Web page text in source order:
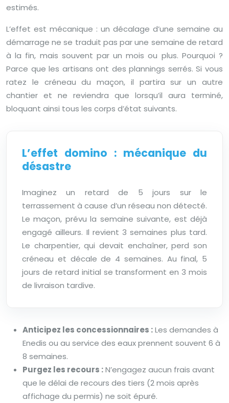
estimés.
L’effet est mécanique : un décalage d’une semaine au
démarrage ne se traduit pas par une semaine de retard
à la fin, mais souvent par un mois ou plus. Pourquoi ?
Parce que les artisans ont des plannings serrés. Si vous
ratez le créneau du maçon, il partira sur un autre
chantier et ne reviendra que lorsqu’il aura terminé,
bloquant ainsi tous les corps d’état suivants.
L’effet domino : mécanique du
désastre
Imaginez un retard de 5 jours sur le
terrassement à cause d’un réseau non détecté.
Le maçon, prévu la semaine suivante, est déjà
engagé ailleurs. Il revient 3 semaines plus tard.
Le charpentier, qui devait enchaîner, perd son
créneau et décale de 4 semaines. Au final, 5
jours de retard initial se transforment en 3 mois
de livraison tardive.
Anticipez les concessionnaires :Les demandes à
Enedis ou au service des eaux prennent souvent 6 à
8 semaines.
Purgez les recours :N’engagez aucun frais avant
que le délai de recours des tiers (2 mois après
affichage du permis) ne soit épuré.